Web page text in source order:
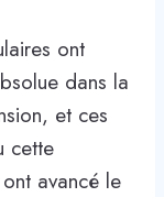
ont
dans la
et ces
cette
avancé le